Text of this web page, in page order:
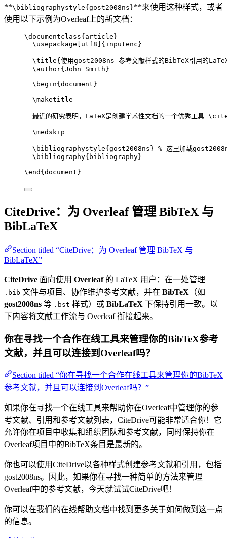
**\bibliographystyle{gost2008ns}**来使用这种样式，或者
使用以下示例为Overleaf上的新文档：
\documentclass{ article }
\usepackage
utf8 ]{ inputenc }
\title{使用gost2008ns 参考文献样式的BibTeX引用的
\author{John Smith}
\begin{ document }
\maketitle
最近的研究表明，LaTeX是创建学术性文档的一个优秀工具
\medskip
\bibliographystyle{gost2008ns} % 这里加载
\bibliography{bibliography}
\end { document }
CiteDrive：为 Overleaf 管理 BibTeX 与
BibLaTeX
Section titled “CiteDrive：为 Overleaf 管理 BibTeX 与
BibLaTeX”
CiteDrive 面向使用 Overleaf的 LaTeX 用户：在一处管理
.bib 文件与项目、协作维护参考文献，并在 BibTeX （如
gost2008ns 等 .bst 样式）或 BibLaTeX 下保持引用一致。以
下内容将文献工作流与 Overleaf 衔接起来。
你在寻找一个合作在线工具来管理你的BibTeX参考
文献，并且可以连接到Overleaf吗？
Section titled “你在寻找一个合作在线工具来管理你的BibTeX
参考文献，并且可以连接到Overleaf吗？”
如果你在寻找一个在线工具来帮助你在Overleaf中管理你的参
考文献、引用和参考文献列表，CiteDrive可能非常适合你！它
允许你在项目中收集和组织团队和参考文献，同时保持你在
Overleaf项目中的BibTeX条目是最新的。
你也可以使用CiteDrive以各种样式创建参考文献和引用，包括
gost2008ns。因此，如果你在寻找一种简单的方法来管理
Overleaf中的参考文献，今天就试试CiteDrive吧！
你可以在我们的在线帮助文档中找到更多关于如何做到这一点
的信息。